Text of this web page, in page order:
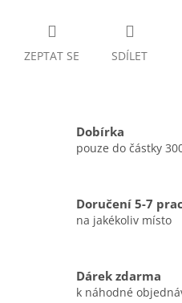
ZEPTAT SE SDÍLET
Dobírka
pouze do částky
Doručení 5-7
na jakékoliv místo
Dárek zdarma
k náhodné